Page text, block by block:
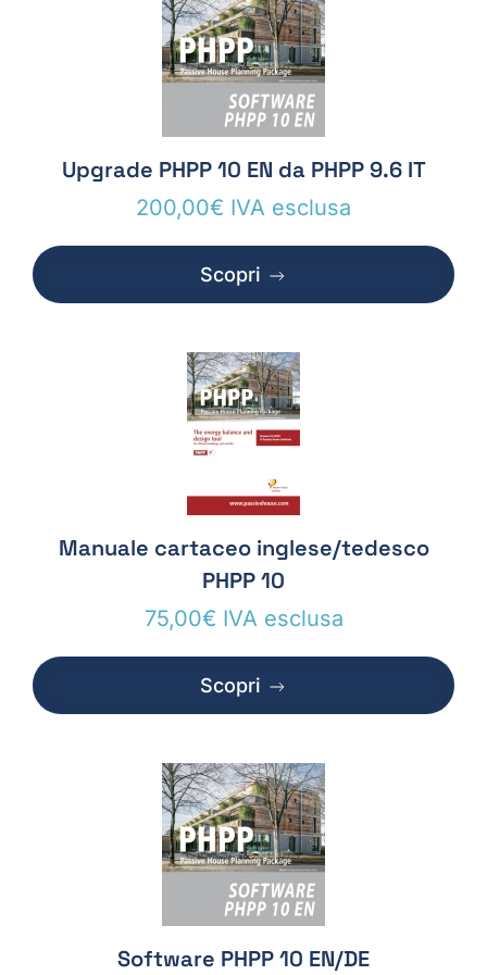
Upgrade PHPP 10 EN da PHPP 9.6 IT
200,00€ IVA esclusa
Scopri
Manuale cartaceo inglese/tedesco
PHPP 10
75,00€ IVA esclusa
Scopri
Software PHPP 10 EN/DE